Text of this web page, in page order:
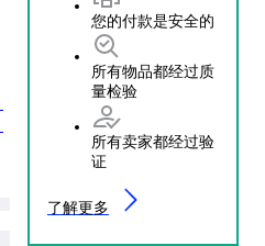
您的付款是安全的
所有物品都经过质
量检验
所有卖家都经过验
证
了解更多